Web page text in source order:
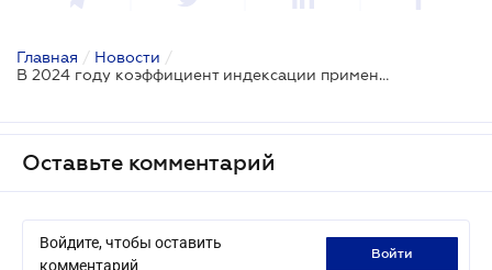
Главная / Новости /
В 2024 году коэффициент индексации применяется ко всем категориям земель - ГНС
Оставьте комментарий
Войдите, чтобы оставить
комментарий
войти